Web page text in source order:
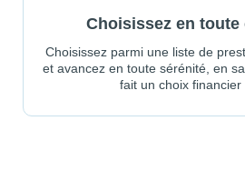
Choisissez en toute
Choisissez parmi une liste de
et avancez en toute sérénité, en
fait un choix financier